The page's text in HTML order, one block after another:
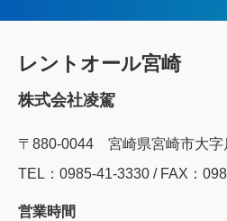
レントオール宮崎
株式会社凌駕
〒880-0044 宮崎県宮崎市大字
TEL：0985‐41‐3330 / FAX：
営業時間